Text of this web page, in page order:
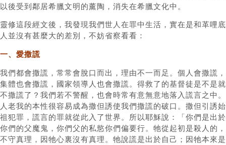
以後受到鄰居希臘文明的薰陶，消失在希臘文化中。
靈修這段經文後，我發現我們世人在罪中生活，實在是和革哩底
人並沒有甚麼大的差別，不妨省察看看：
一、愛撒謊
我們都會撒謊，常常會脫口而出，理由不一而足。個人會撒謊，
集體也會撒謊，國家領導人也會撒謊。得救了的基督徒是不是就
不撒謊了？我們若不警醒，也會時常有意無意地落入謊言之中。
人老我的本性很容易成為撒但誘使我們撒謊的破口。撒但引誘始
祖犯罪，謊言的罪就從此入了世界。所以耶穌說：「你們是出於
你們的父魔鬼，你們父的私慾你們偏要行。牠從起初是殺人的，
不守真理，因牠心裏沒有真理。牠說謊是出於自己；因牠本來是